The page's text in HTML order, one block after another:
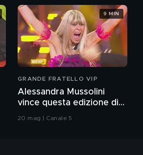
GRANDE FRATELLO VIP
Alessandra Mussolini
vince questa edizione di
Grande Fratello VIP
20 mag | Canale 5
9 MIN